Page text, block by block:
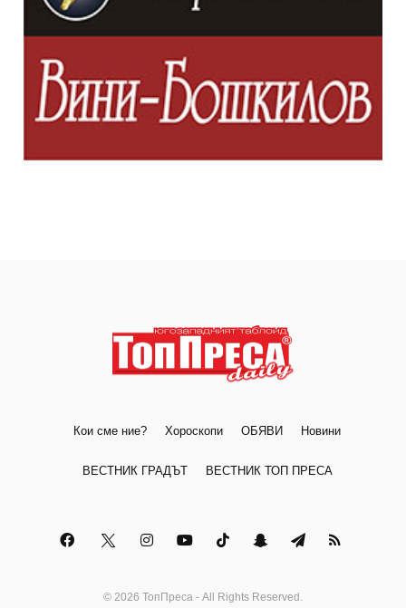
Кои сме ние? Хороскопи ОБЯВИ Новини
ВЕСТНИК ГРАДЪТ ВЕСТНИК ТОП ПРЕСА
© 2026 ТопПреса - All Rights Reserved.